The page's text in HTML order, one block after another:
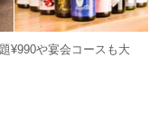
¥990や宴会コースも大